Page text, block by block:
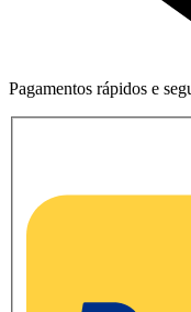
Pagamentos rápidos e